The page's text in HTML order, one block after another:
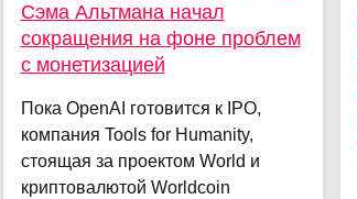
Сэма Альтмана начал
сокращения на фоне проблем
с монетизацией
Пока OpenAI готовится к IPO,
компания Tools for Humanity,
стоящая за проектом World и
криптовалютой Worldcoin